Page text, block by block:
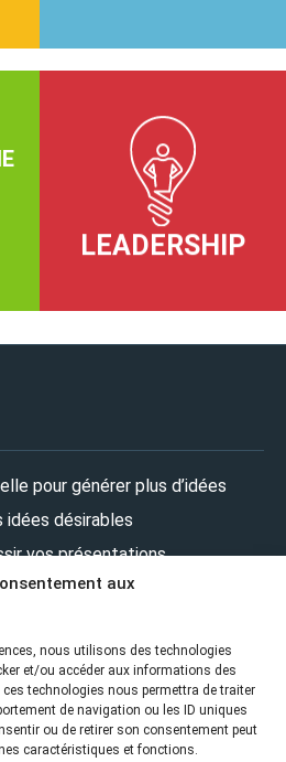
aux
nous utilisons des technologies
et/ou accéder aux informations des
technologies nous permettra de traiter
de navigation ou les ID uniques
ou de retirer son consentement peut
caractéristiques et fonctions.
LEADERSHIP
INCARNER VOTRE
PROJET
pour générer plus d’idées
idées désirables
vos présentations
l’impact de vos présentations